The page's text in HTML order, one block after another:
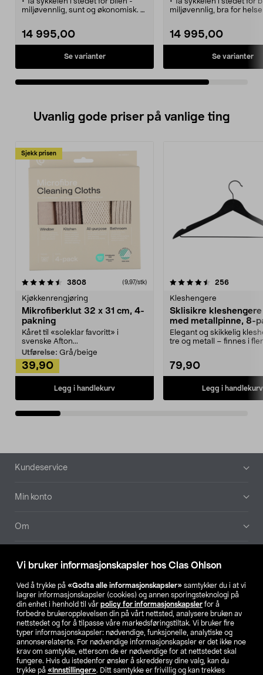
Vi bruker informasjonskapsler hos Clas Ohlson
Ved å trykke på «Godta alle informasjonskapsler» samtykker du i at vi
lagrer informasjonskapsler (cookies) og annen sporingsteknologi på
din enhet i henhold til vår policy for informasjonskapsler for å
forbedre brukeropplevelsen din på vårt nettsted, analysere bruken av
nettstedet og for å tilpasse våre markedsføringstiltak. Vi bruker fire
typer informasjonskapsler: nødvendige, funksjonelle, analytiske og
annonserelaterte. For nødvendige informasjonskapsler er det ikke noe
krav om samtykke, ettersom de er nødvendige for at nettstedet skal
fungere. Hvis du istedenfor ønsker å skreddersy dine valg, kan du
trykke på «Innstillinger». Ditt samtykke er frivillig og kan trekkes
miljøvennlig, sunt og økonomisk.
• Kraftfull 250 W krankmotor og
løstagbart 40 V-batteri skjult i
• Kjør opptil 25 km/h med
14 995,00
Se varianter
miljøvennlig, bra for
og lavt tyngdepunkt.
• Kraftfull motor på 250
avtagbart 40 V-batteri
motbakker og motvind.
14 995,00
Se varianter
Uvanlig gode priser på vanlige ting
Sjekk prisen
3808anmeldelser(9,97/stk)
Kjøkkenrengjøring
Mikrofiberklut 32 x 31 cm, 4-
pakning
Kåret til «soleklar favoritt» i
svenske Afton...
Utførelse: Grå/beige
39,90
Legg i handlekurv
4.5av 5 stjerner 256
Kleshengere
Sklisikre
med metallpinne, 8-
Elegant og skikkelig
tre og metall – finnes i
79,90
Legg i handlekurv
4.5av 5 stjerner
Bunntekst
Kundeservice
Min konto
Om
Våre selskaper
Finn din butikk
SE NO FI